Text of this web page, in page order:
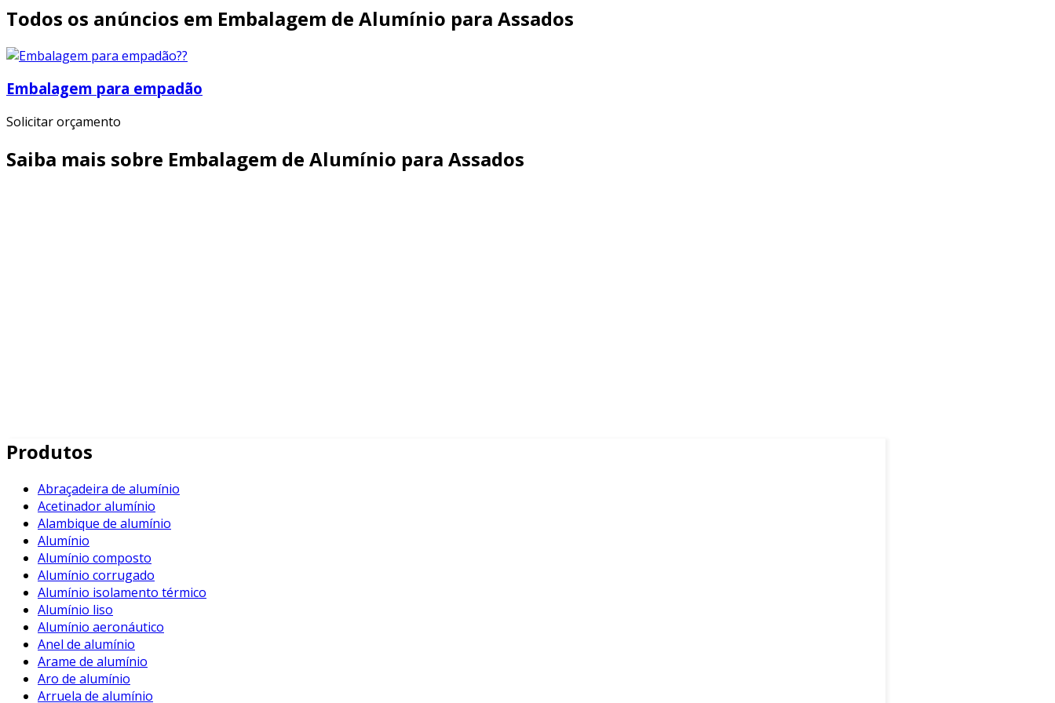
Todos os anúncios em Embalagem de Alumínio para Assados
Embalagem para empadão
Solicitar orçamento
Saiba mais sobre Embalagem de Alumínio para Assados
Produtos
Abraçadeira de alumínio
Acetinador alumínio
Alambique de alumínio
Alumínio
Alumínio composto
Alumínio corrugado
Alumínio isolamento térmico
Alumínio liso
Alumínio aeronáutico
Anel de alumínio
Arame de alumínio
Aro de alumínio
Arruela de alumínio